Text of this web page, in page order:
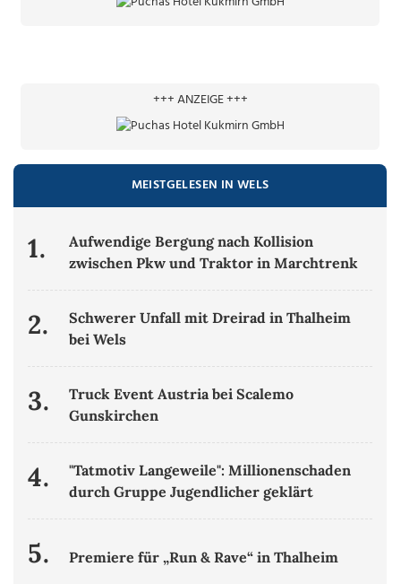
+++ ANZEIGE +++
MEISTGELESEN IN WELS
1.
Aufwendige Bergung nach Kollision
zwischen Pkw und Traktor in Marchtrenk
2.
Schwerer Unfall mit Dreirad in Thalheim
bei Wels
3.
Truck Event Austria bei Scalemo
Gunskirchen
4.
"Tatmotiv Langeweile": Millionenschaden
durch Gruppe Jugendlicher geklärt
5. Premiere für „Run & Rave“ in Thalheim